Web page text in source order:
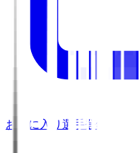
お気に入り選手登録